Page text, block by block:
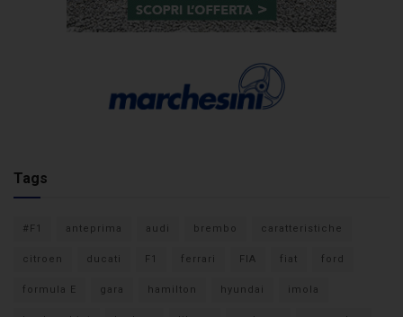
Tags
#F1 anteprima audi brembo caratteristiche
citroen ducati F1 ferrari FIA fiat ford
formula E gara hamilton hyundai imola